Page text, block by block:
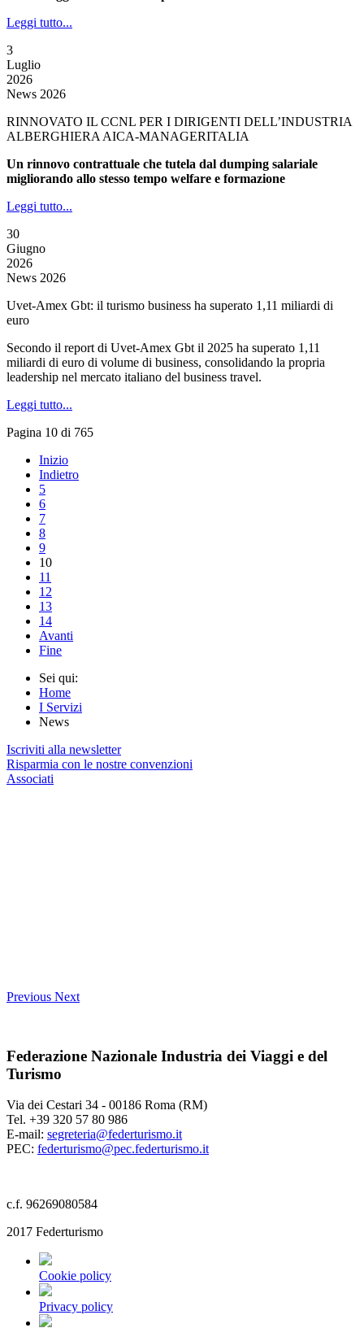
Leggi tutto...
3
Luglio
2026
News 2026
RINNOVATO IL CCNL PER I DIRIGENTI DELL’INDUSTRIA
ALBERGHIERA AICA-MANAGERITALIA
Un rinnovo contrattuale che tutela dal dumping salariale
migliorando allo stesso tempo welfare e formazione
Leggi tutto...
30
Giugno
2026
News 2026
Uvet-Amex Gbt: il turismo business ha superato 1,11 miliardi di
euro
Secondo il report di Uvet-Amex Gbt il 2025 ha superato 1,11
miliardi di euro di volume di business, consolidando la propria
leadership nel mercato italiano del business travel.
Leggi tutto...
Pagina 10 di 765
Inizio
Indietro
5
6
7
8
9
10
11
12
13
14
Avanti
Fine
Sei qui:
Home
I Servizi
News
Iscriviti alla newsletter
Risparmia con le nostre convenzioni
Associati
Previous Next
Federazione Nazionale Industria dei Viaggi e del
Turismo
Via dei Cestari 34 - 00186 Roma (RM)
Tel. +39 320 57 80 986
E-mail: segreteria@federturismo.it
PEC: federturismo@pec.federturismo.it
c.f. 96269080584
2017 Federturismo
Cookie policy
Privacy policy